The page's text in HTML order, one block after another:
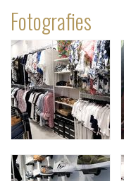
Fotografies